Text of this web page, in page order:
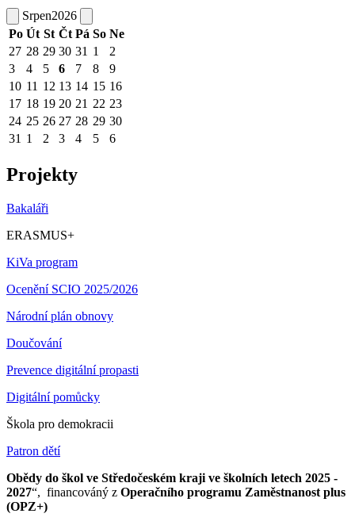
Srpen2026
Po Út St Čt Pá So Ne
27 28 29 30 31 1
2
3
4 5 6 7 8
9
10 11 12 13 14 15 16
17 18 19 20 21 22 23
24 25 26 27 28 29 30
31 1 2 3 4 5 6
Projekty
Bakaláři
ERASMUS+
KiVa program
Ocenění SCIO 2025/2026
Národní plán obnovy
Doučování
Prevence digitální propasti
Digitální pomůcky
Škola pro demokracii
Patron dětí
Obědy do škol ve Středočeském kraji ve školních letech 2025 -
2027“, financováný z Operačního programu Zaměstnanost plus
(OPZ+)